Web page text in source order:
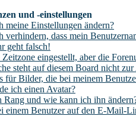
und -einstellungen
meine Einstellungen ändern?
verhindern, dass mein
geht falsch!
eingestellt, aber die
steht auf diesem Board nicht
für Bilder, die bei meinem
ich einen Avatar?
Rang und wie kann ich ihn
einem Benutzer auf den E-Mail-